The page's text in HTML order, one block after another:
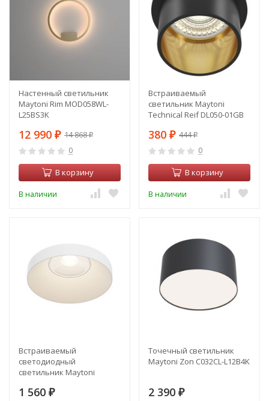
Настенный светильник
Maytoni Rim MOD058WL-
L25BS3K
12 990 ₽ 14 868₽
0
В корзину
В наличии
Встраиваемый
светильник Maytoni
Technical Reif DL050-01GB
380 ₽ 444₽
0
В корзину
В наличии
Встраиваемый
светодиодный
светильник Maytoni
1 560 ₽
Точечный светильник
Maytoni Zon C032CL-L12B4K
2 390 ₽